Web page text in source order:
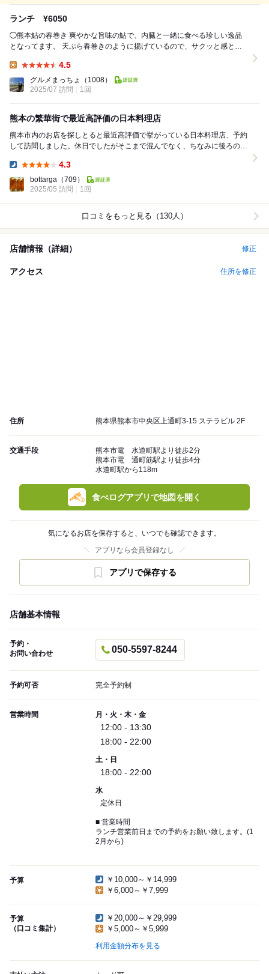
ランチ ¥6050
◯熊本鮎の春巻き 爽やかな旨味の鮎で、内臓と一緒に食べる珍しい逸品
となってます。 天ぷら春巻きのように揚げているので、サクッと感と鮎
4.5
グルメまっちょ
（1008）
2025/07 訪問
1回
熊本の繁華街で最近高評価の日本料理店
熊本市内のお店を探しとると最近高評価で挙がっている日本料理店、予約
して訪問しました。休日でしたがそこまで混んでなく、ちなみに後ろのテ
4.3
bottarga （709）
2025/05 訪問
1回
口コミをもっと見る（130人）
店舗情報（詳細） 修正
アクセス 住所を修正
住所 熊本県熊本市中央区上通町3-15 ステラビル 2F
交通手段
熊本市電 水道町駅より徒歩2分
熊本市電 通町筋駅より徒歩4分
水道町駅から118m
食べログアプリで地図を開く
気になるお店を保存すると、いつでも確認できます。
アプリなら会員登録なし
アプリで保存する
店舗基本情報
予約・
お問い合わせ
050-5597-8244
予約可否 完全予約制
営業時間 月・火・木・金
12:00 - 13:30
18:00 - 22:00
土・日
18:00 - 22:00
水
定休日
■ 営業時間
ランチ営業前日までの予約をお願い致します。(1
2月から)
予算
￥10,000～￥14,999
￥6,000～￥7,999
予算
（口コミ集計）
￥20,000～￥29,999
￥5,000～￥5,999
利用金額分布を見る